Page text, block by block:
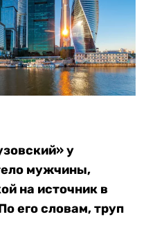
у
мужчины,
на источник в
его словам, труп